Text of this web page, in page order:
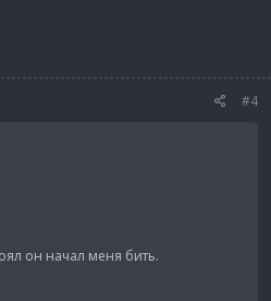
#4
он начал меня бить.